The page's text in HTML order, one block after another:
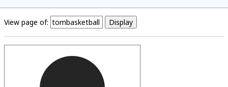
View page of: